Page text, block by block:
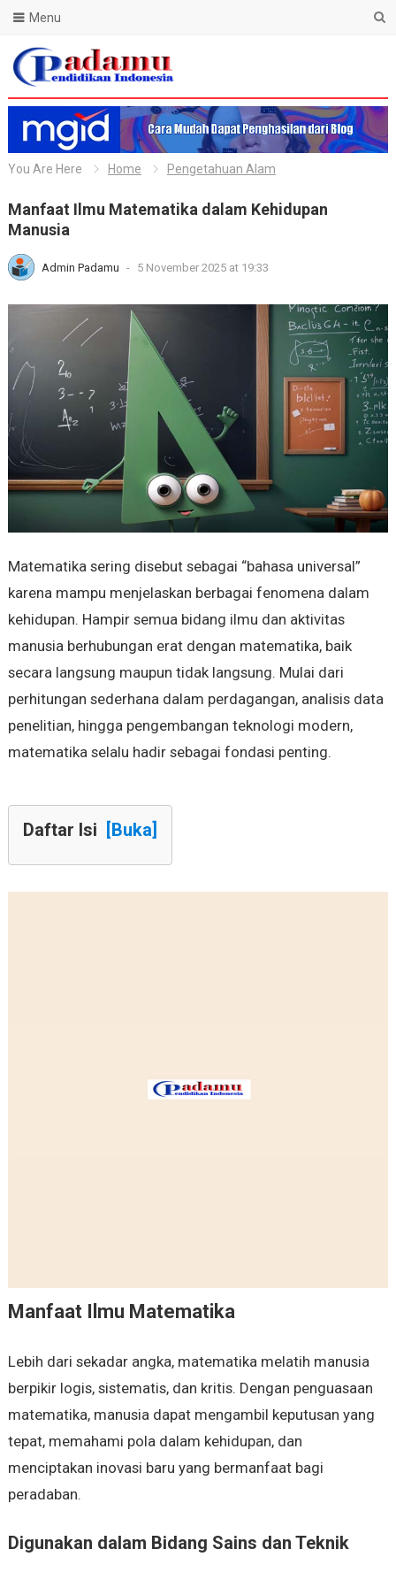
Blog Padamu
Menu
You Are Here Home Pengetahuan Alam
Manfaat Ilmu Matematika dalam Kehidupan
Manusia
Admin Padamu - 5 November 2025 at 19:33
Matematika sering disebut sebagai “bahasa universal”
karena mampu menjelaskan berbagai fenomena dalam
kehidupan. Hampir semua bidang ilmu dan aktivitas
manusia berhubungan erat dengan matematika, baik
secara langsung maupun tidak langsung. Mulai dari
perhitungan sederhana dalam perdagangan, analisis data
penelitian, hingga pengembangan teknologi modern,
matematika selalu hadir sebagai fondasi penting.
Daftar Isi [Buka]
Manfaat Ilmu Matematika
Lebih dari sekadar angka, matematika melatih manusia
berpikir logis, sistematis, dan kritis. Dengan penguasaan
matematika, manusia dapat mengambil keputusan yang
tepat, memahami pola dalam kehidupan, dan
menciptakan inovasi baru yang bermanfaat bagi
peradaban.
Digunakan dalam Bidang Sains dan Teknik